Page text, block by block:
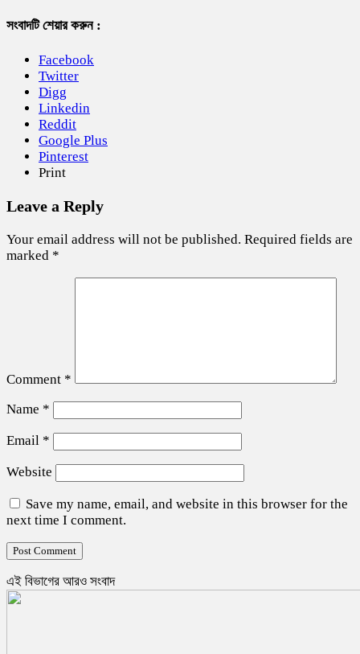
সংবাদটি শেয়ার করুন :
Facebook
Twitter
Digg
Linkedin
Reddit
Google Plus
Pinterest
Print
Leave a Reply
Your email address will not be published. Required fields are
marked *
Comment *
Name *
Email *
Website
Save my name, email, and website in this browser for the
next time I comment.
এই বিভাগের আরও সংবাদ